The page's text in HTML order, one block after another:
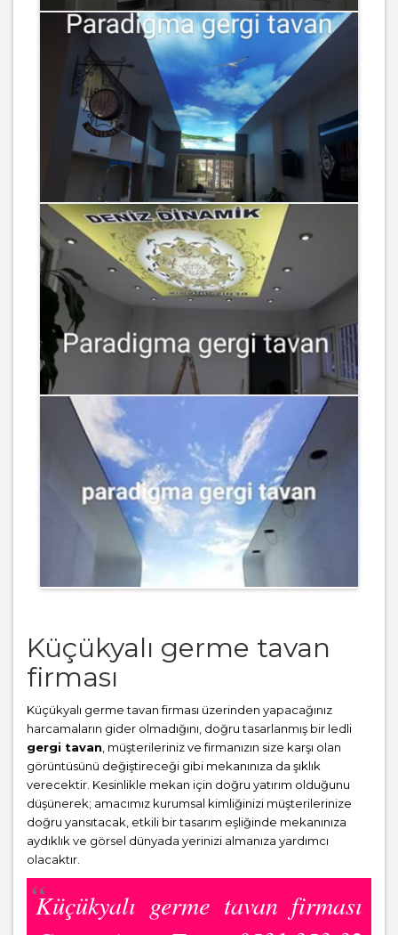
Küçükyalı germe tavan
firması
Küçükyalı germe tavan firması üzerinden yapacağınız
harcamaların gider olmadığını, doğru tasarlanmış bir ledli
gergi tavan , müşterileriniz ve firmanızın size karşı olan
görüntüsünü değiştireceği gibi mekanınıza da şıklık
verecektir. Kesinlikle mekan için doğru yatırım olduğunu
düşünerek; amacımız kurumsal kimliğinizi müşterilerinize
doğru yansıtacak, etkili bir tasarım eşliğinde mekanınıza
aydıklık ve görsel dünyada yerinizi almanıza yardımcı
olacaktır.
Küçükyalı germe tavan firması